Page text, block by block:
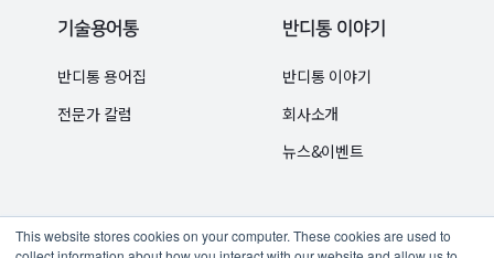
This website stores cookies on your computer. These cookies are used to
기술용어통
반디통 용어집
전문가 칼럼
반디통 이야기
반디통 이야기
회사소개
뉴스&이벤트